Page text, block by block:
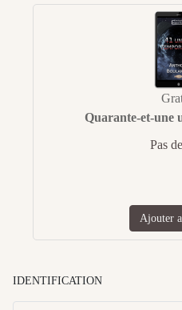
Quarante-et-une
Pas
Ajouter
IDENTIFICATION